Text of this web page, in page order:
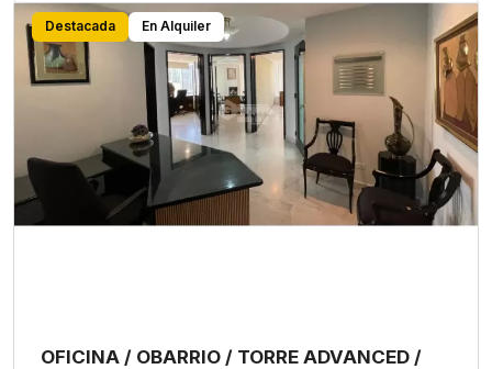
Destacada En Alquiler
OFICINA / OBARRIO / TORRE ADVANCED /